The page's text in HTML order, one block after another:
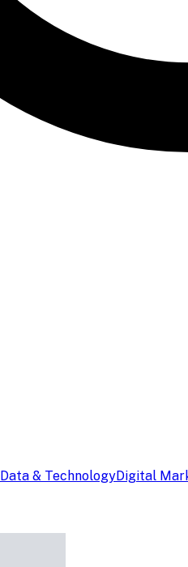
Data & TechnologyDigital